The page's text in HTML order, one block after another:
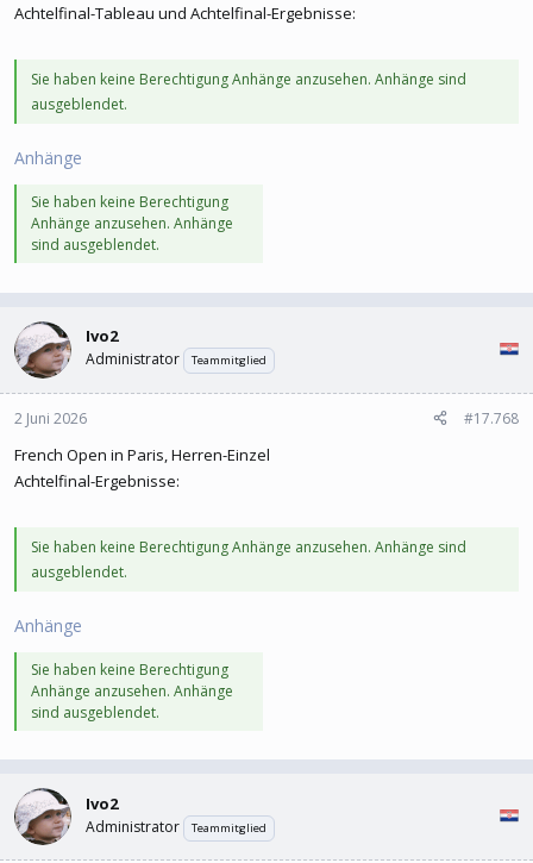
Achtelfinal-Tableau und Achtelfinal-Ergebnisse:
Sie haben keine Berechtigung Anhänge anzusehen. Anhänge sind
ausgeblendet.
Anhänge
Sie haben keine Berechtigung
Anhänge anzusehen. Anhänge
sind ausgeblendet.
Ivo2
Administrator Teammitglied
2 Juni 2026 #17.768
French Open in Paris, Herren-Einzel
Achtelfinal-Ergebnisse:
Sie haben keine Berechtigung Anhänge anzusehen. Anhänge sind
ausgeblendet.
Anhänge
Sie haben keine Berechtigung
Anhänge anzusehen. Anhänge
sind ausgeblendet.
Ivo2
Administrator Teammitglied